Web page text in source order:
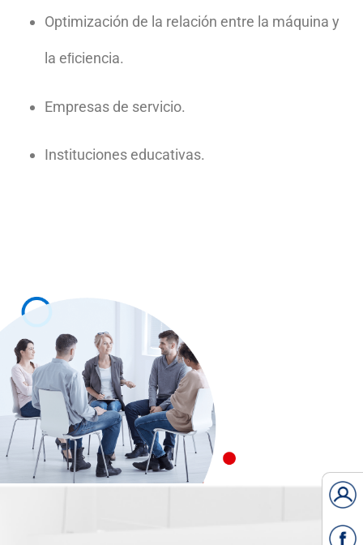
Optimización de la relación entre la máquina y
la eﬁciencia.
Empresas de servicio.
Instituciones educativas.